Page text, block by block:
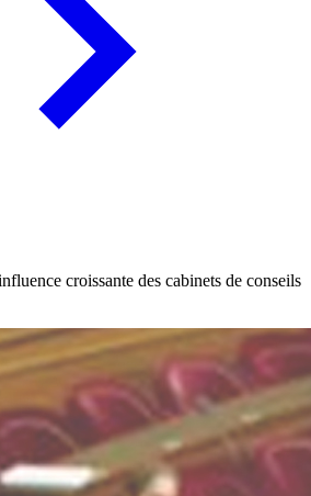
croissante des cabinets de conseils